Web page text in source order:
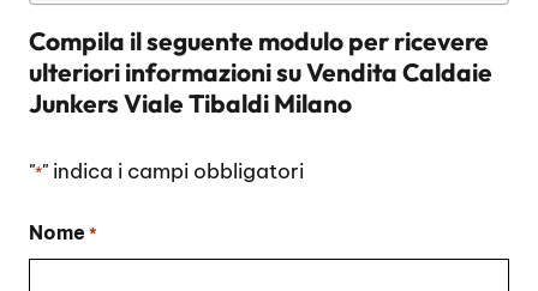
Compila il seguente modulo per ricevere
ulteriori informazioni suVendita Caldaie
Junkers Viale Tibaldi Milano
"*" indica i campi obbligatori
Nome *